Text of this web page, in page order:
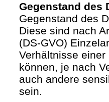
Gegenstand des
Gegenstand des
Diese sind nach
(DS-GVO)
Verhältnisse
können, je nach
auch andere
sein.